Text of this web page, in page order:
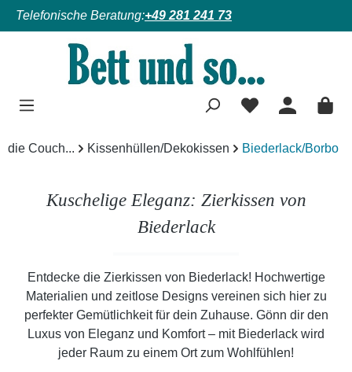
Zum Hauptinhalt springen
Telefonische Beratung:+49 281 241 73
die Couch... Kissenhüllen/Dekokissen Biederlack/Borbo
Kuschelige Eleganz: Zierkissen von
Biederlack
Entdecke die Zierkissen von Biederlack! Hochwertige
Materialien und zeitlose Designs vereinen sich hier zu
perfekter Gemütlichkeit für dein Zuhause. Gönn dir den
Luxus von Eleganz und Komfort – mit Biederlack wird
jeder Raum zu einem Ort zum Wohlfühlen!